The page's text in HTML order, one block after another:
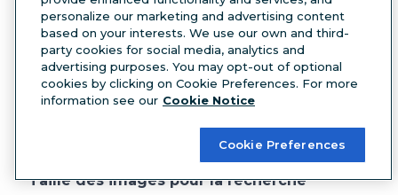
de Facebook :au moins 1080 x 1080 pixels.
Proportions de 1,91:1 à 1:1. Taille maximale du
fichier : 30 Mo.
Taille des images pour les publicités sur
Facebook Marketplace :au moins 1080 x 1080
pixels. Proportions de 1:1. Taille maximale du
Taille des images pour la recherche
personalize our marketing and advertising content
based on your interests. We use our own and third-
party cookies for social media, analytics and
advertising purposes. You may opt-out of optional
cookies by clicking on Cookie Preferences. For more
information see our Cookie Notice
Cookie Preferences